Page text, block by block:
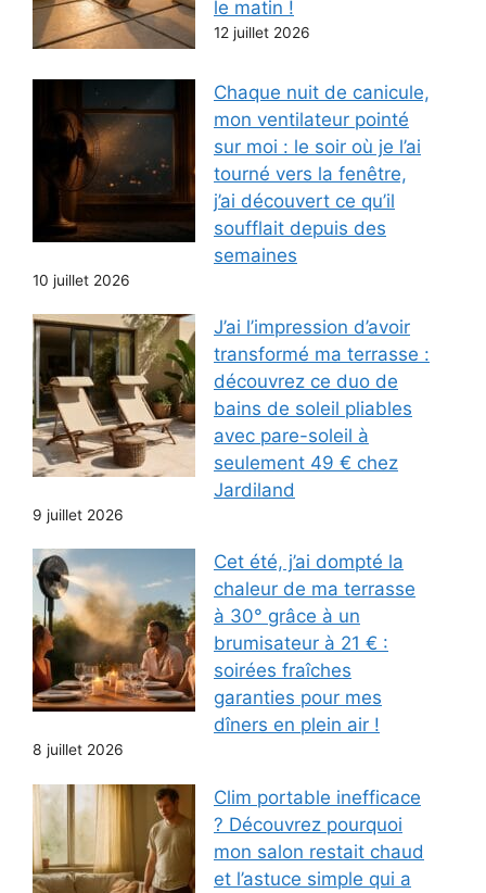
le matin !
12 juillet 2026
Chaque nuit de canicule,
mon ventilateur pointé
sur moi : le soir où je l’ai
tourné vers la fenêtre,
j’ai découvert ce qu’il
soufflait depuis des
semaines
10 juillet 2026
J’ai l’impression d’avoir
transformé ma terrasse :
découvrez ce duo de
bains de soleil pliables
avec pare-soleil à
seulement 49 € chez
Jardiland
9 juillet 2026
Cet été, j’ai dompté la
chaleur de ma terrasse
à 30° grâce à un
brumisateur à 21 € :
soirées fraîches
garanties pour mes
dîners en plein air !
8 juillet 2026
Clim portable inefficace
? Découvrez pourquoi
mon salon restait chaud
et l’astuce simple qui a